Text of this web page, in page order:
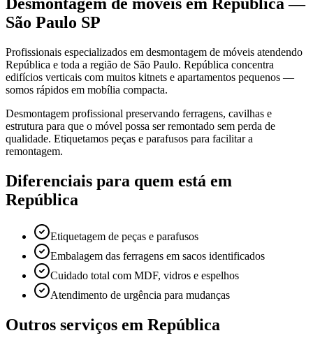
São Paulo SP
Profissionais especializados em desmontagem de móveis atendendo
República e toda a região de São Paulo. República concentra
edifícios verticais com muitos kitnets e apartamentos pequenos —
somos rápidos em mobília compacta.
Desmontagem profissional preservando ferragens, cavilhas e
estrutura para que o móvel possa ser remontado sem perda de
qualidade. Etiquetamos peças e parafusos para facilitar a
remontagem.
Diferenciais para quem está em
República
Etiquetagem de peças e parafusos
Embalagem das ferragens em sacos identificados
Cuidado total com MDF, vidros e espelhos
Atendimento de urgência para mudanças
Outros serviços em República